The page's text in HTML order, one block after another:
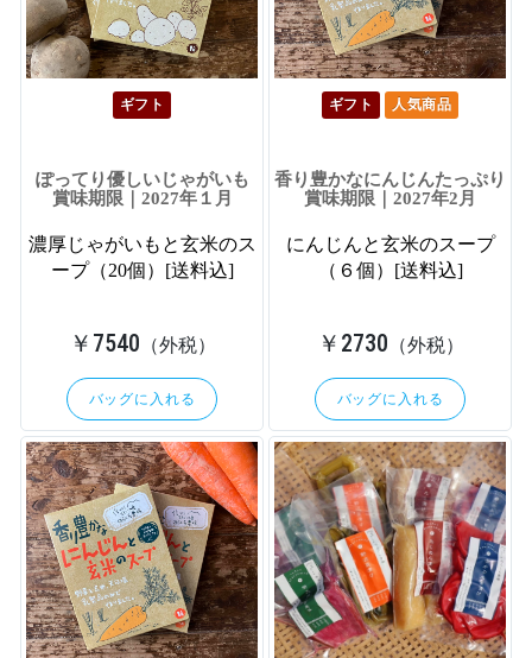
ギフト
ぽってり優しいじゃがいも
賞味期限｜2027年１月
濃厚じゃがいもと玄米のス
ープ（20個）[送料込]
￥7540 （外税）
バッグに入れる
ギフト 人気商品
香り豊かなにんじんたっぷり
賞味期限｜2027年2月
にんじんと玄米のスープ
（６個）[送料込]
￥2730 （外税）
バッグに入れる